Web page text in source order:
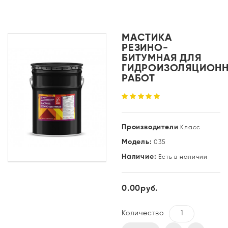
МАСТИКА
РЕЗИНО-
БИТУМНАЯ ДЛЯ
РАБОТ
Производители Класс
Модель: 035
Наличие: Есть в наличии
0.00руб.
Количество